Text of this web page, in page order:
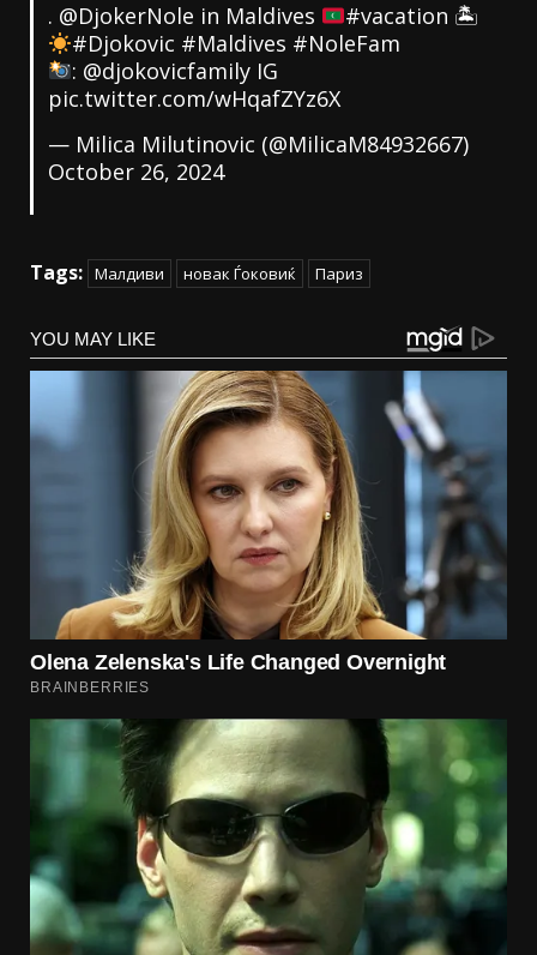
. @DjokerNole in Maldives #vacation 🏝
#Djokovic #Maldives #NoleFam
: @djokovicfamily IG
pic.twitter.com/wHqafZYz6X
— Milica Milutinovic (@MilicaM84932667)
October 26, 2024
Tags: Малдиви новак Ѓоковиќ Париз